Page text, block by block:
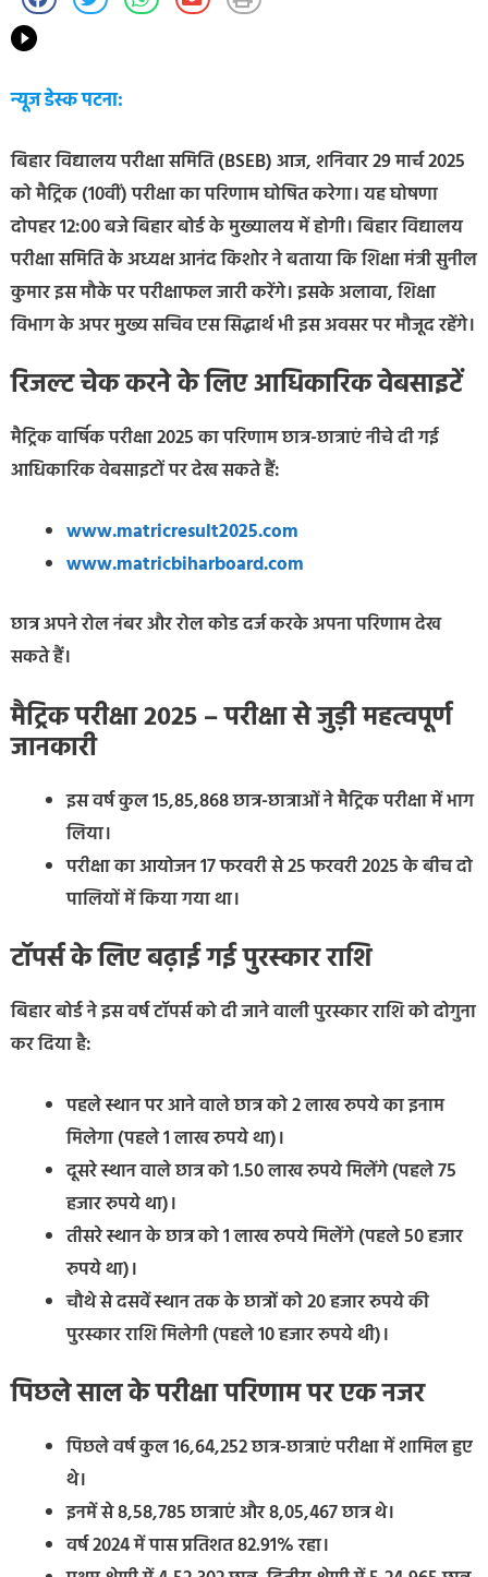
न्यूज डेस्क पटना:
बिहार विद्यालय परीक्षा समिति (BSEB) आज, शनिवार 29 मार्च 2025
को मैट्रिक (10वीं) परीक्षा का परिणाम घोषित करेगा। यह घोषणा
दोपहर 12:00 बजे बिहार बोर्ड के मुख्यालय में होगी। बिहार विद्यालय
परीक्षा समिति के अध्यक्ष आनंद किशोर ने बताया कि शिक्षा मंत्री सुनील
कुमार इस मौके पर परीक्षाफल जारी करेंगे। इसके अलावा, शिक्षा
विभाग के अपर मुख्य सचिव एस सिद्धार्थ भी इस अवसर पर मौजूद रहेंगे।
रिजल्ट चेक करने के लिए आधिकारिक वेबसाइटें
मैट्रिक वार्षिक परीक्षा 2025 का परिणाम छात्र-छात्राएं नीचे दी गई
आधिकारिक वेबसाइटों पर देख सकते हैं:
www.matricresult2025.com
www.matricbiharboard.com
छात्र अपने रोल नंबर और रोल कोड दर्ज करके अपना परिणाम देख
सकते हैं।
मैट्रिक परीक्षा 2025 – परीक्षा से जुड़ी महत्वपूर्ण
जानकारी
इस वर्ष कुल 15,85,868 छात्र-छात्राओं ने मैट्रिक परीक्षा में भाग
लिया।
परीक्षा का आयोजन 17 फरवरी से 25 फरवरी 2025 के बीच दो
पालियों में किया गया था।
टॉपर्स के लिए बढ़ाई गई पुरस्कार राशि
बिहार बोर्ड ने इस वर्ष टॉपर्स को दी जाने वाली पुरस्कार राशि को दोगुना
कर दिया है:
पहले स्थान पर आने वाले छात्र को 2 लाख रुपये का इनाम
मिलेगा (पहले 1 लाख रुपये था)।
दूसरे स्थान वाले छात्र को 1.50 लाख रुपये मिलेंगे (पहले 75
हजार रुपये था)।
तीसरे स्थान के छात्र को 1 लाख रुपये मिलेंगे (पहले 50 हजार
रुपये था)।
चौथे से दसवें स्थान तक के छात्रों को 20 हजार रुपये की
पुरस्कार राशि मिलेगी (पहले 10 हजार रुपये थी)।
पिछले साल के परीक्षा परिणाम पर एक नजर
पिछले वर्ष कुल 16,64,252 छात्र-छात्राएं परीक्षा में शामिल हुए
थे।
इनमें से 8,58,785 छात्राएं और 8,05,467 छात्र थे।
वर्ष 2024 में पास प्रतिशत 82.91% रहा।